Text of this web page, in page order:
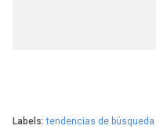
Labels:tendencias de búsqueda